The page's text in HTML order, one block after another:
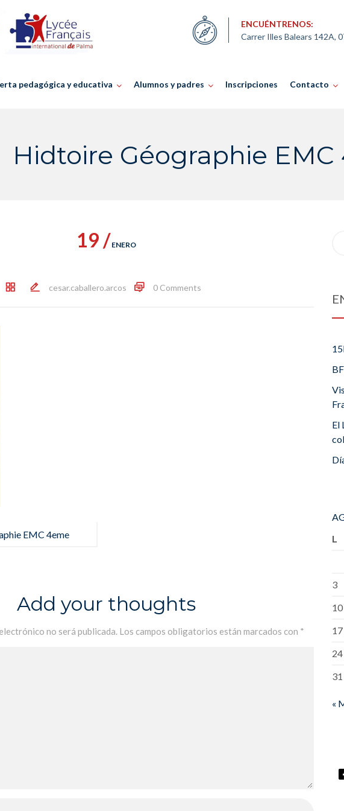
ENCUÉNTRENOS:
Carrer Illes Balears 142A,
pedagógica y educativa Alumnos y padres Inscripciones Contacto
Hidtoire Géographie
19 / ENERO
cesar.caballero.arcos 0 Comments
EMC 4eme
Add your thoughts
no será publicada. Los campos obligatorios están marcados con *
El
L
3
10
17
24
31
«